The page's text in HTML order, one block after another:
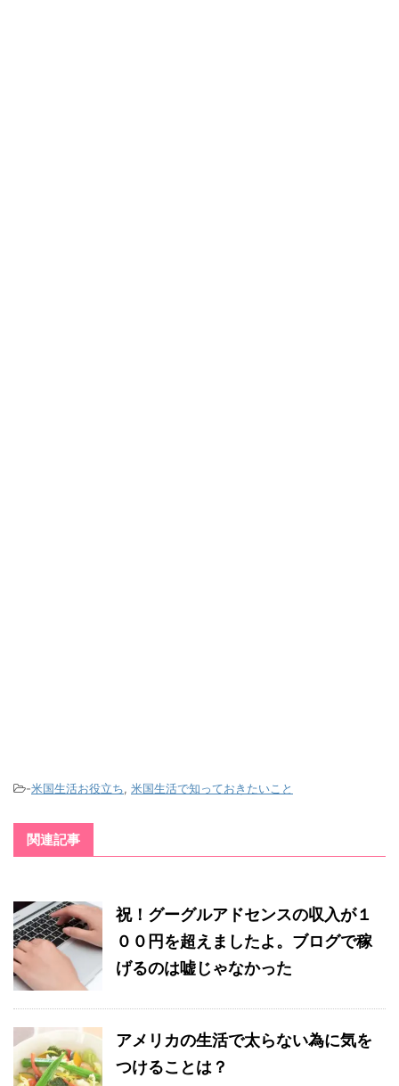
-米国生活お役立ち, 米国生活で知っておきたいこと
関連記事
祝！グーグルアドセンスの収入が１
００円を超えましたよ。ブログで稼
げるのは嘘じゃなかった
アメリカの生活で太らない為に気を
つけることは？